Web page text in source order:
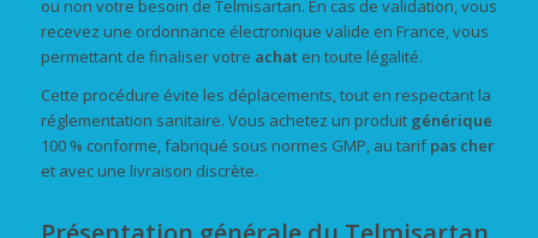
ou non votre besoin de Telmisartan. En cas de validation, vous
recevez une ordonnance électronique valide en France, vous
permettant de finaliser votre achaten toute légalité.
Cette procédure évite les déplacements, tout en respectant la
réglementation sanitaire. Vous achetez un produit générique
100 % conforme, fabriqué sous normes GMP, au tarifpas cher
et avec une livraison discrète.